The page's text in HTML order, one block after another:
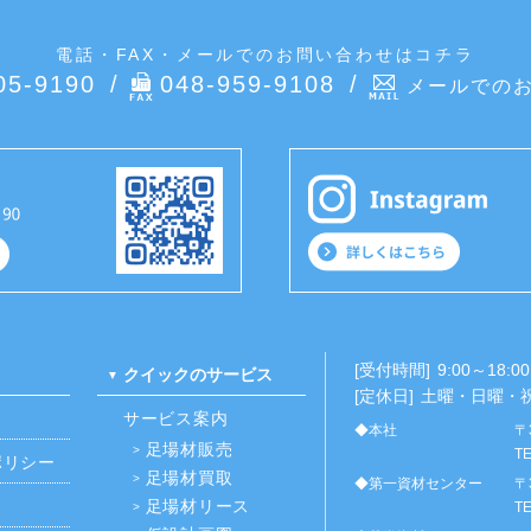
電話・FAX・メールでのお問い合わせはコチラ
9190 048-959-9108 メールでの
シー
クイックのサービス
サービス案内
足場材販売
足場材買取
足場材リース
[受付時間] 9:00～18:00
[定休日] 土曜・日曜・
◆本社
◆第一資材センター